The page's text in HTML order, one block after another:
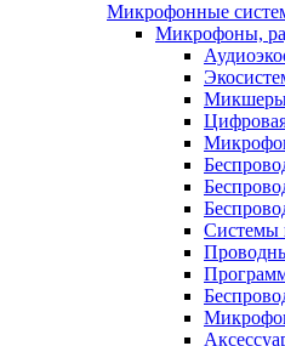
Микрофонные
Микрофоны,
Микшеры
Системы